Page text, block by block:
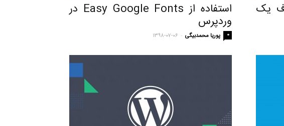
استفاده از Easy Google Fonts در
وردپرس
پوریا محمدبیگی - ۱۳۹۸-۰۷-۰۶ 0
یک